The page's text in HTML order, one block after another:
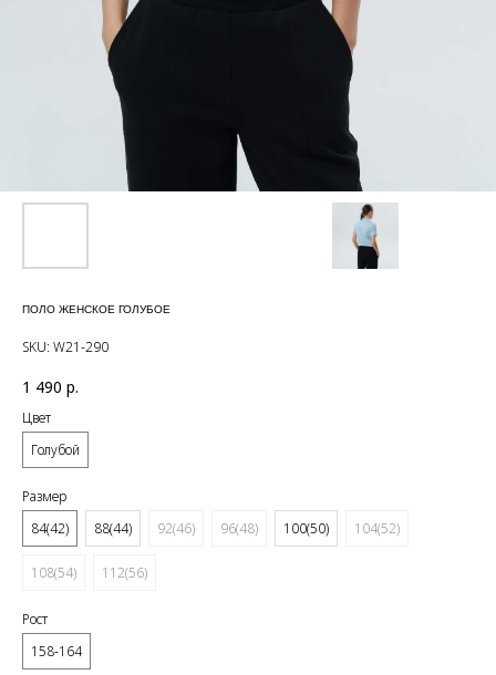
ПОЛО ЖЕНСКОЕ ГОЛУБОЕ
SKU: W21-290
1 490 р.
Цвет
Голубой
Размер
84(42)
88(44) 92(46) 96(48) 100(50) 104(52)
108(54) 112(56)
Рост
158-164